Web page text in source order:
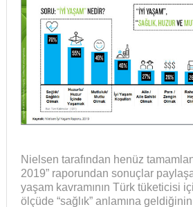
Nielsen tarafından henüz
2019” raporundan sonuçlar
yaşam kavramının Türk tüketicisi
ölçüde “sağlık” anlamına geldiğinin